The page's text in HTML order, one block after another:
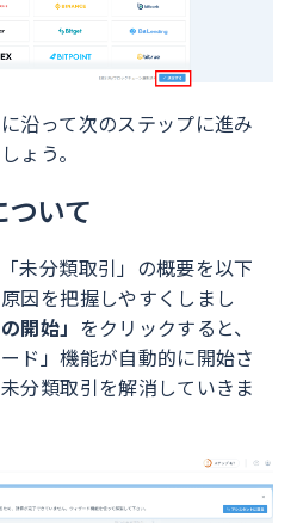
沿って次のステップに進み
ょう。
ついて
未分類取引」の概要を以下
因を把握しやすくしまし
開始」 をクリックすると、
ド」機能が自動的に開始さ
分類取引を解消していきま